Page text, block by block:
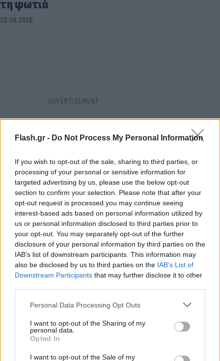
Flash.gr - Do Not Process My Personal Information
If you wish to opt-out of the sale, sharing to third parties, or
processing of your personal or sensitive information for
targeted advertising by us, please use the below opt-out
section to confirm your selection. Please note that after your
opt-out request is processed you may continue seeing
interest-based ads based on personal information utilized by
us or personal information disclosed to third parties prior to
your opt-out. You may separately opt-out of the further
disclosure of your personal information by third parties on the
IAB’s list of downstream participants. This information may
also be disclosed by us to third parties on the IAB’s List of
Downstream Participants that may further disclose it to other
Please note that this website/app uses one or more Google
not limited to your visit or usage behaviour. You may click to
grant or deny consent to Google and its third-party tags to
use your data for below specified purposes in below Google
consent section.
Personal Data Processing Opt Outs
I want to opt-out of the Sharing of my
personal data.
Opted In
I want to opt-out of the Sale of my
τη φωτιά
10.08.2026
ΡΕΠΟΡΤΑΖ FLASH
Πόρτο Χέλι: Νεκρή η ιδιοκτήτρια
γνωστού ξενοδοχείου – Έπεσε από τον 6ο όροφο
10.08.2026